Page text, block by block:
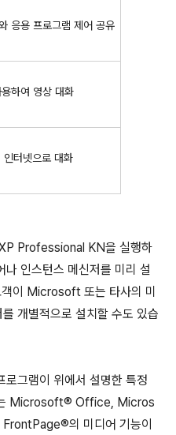
응용 프로그램 제어 공유
하여 영상 대화
인터넷으로 대화
Professional KN을 실행하
인스턴스 메신저를 미리 설
이 Microsoft 또는 타사의 미
개별적으로 설치할 수도 있습
로그램이 위에서 설명한 특정
는 Microsoft® Office, Micros
의 미디어 기능이